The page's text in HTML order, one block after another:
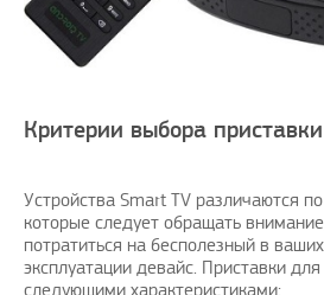
Критерии выбора
Устройства Smart TV различаются
которые следует обращать
потратиться на бесполезный в
эксплуатации девайс. Приставки